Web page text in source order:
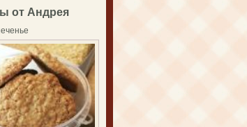
с картошкой
от Андрея